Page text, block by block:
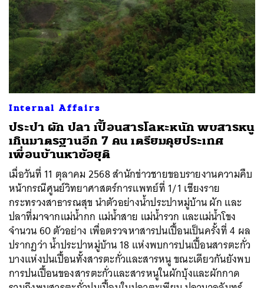
Internal Affairs
ประปา ผัก ปลา เปื้อนสารโลหะหนัก พบสารหนู
เกินมาตรฐานอีก 7 คน เตรียมคุยประเทศ
เพื่อนบ้านหาข้อยุติ
เมื่อวันที่ 11 ตุลาคม 2568 สำนักข่าวชายขอบรายงานความคืบ
หน้ากรณีศูนย์วิทยาศาสตร์การแพทย์ที่ 1/1 เชียงราย
กระทรวงสาธารณสุข นำตัวอย่างน้ำประปาหมู่บ้าน ผัก และ
ปลาที่มาจากแม่น้ำกก แม่น้ำสาย แม่น้ำรวก และแม่น้ำโขง
จำนวน 60 ตัวอย่าง เพื่อตรวจหาสารปนเปื้อนเป็นครั้งที่ 4 ผล
ปรากฏว่า น้ำประปาหมู่บ้าน 18 แห่งพบการปนเปื้อนสารตะกั่ว
บางแห่งปนเปื้อนทั้งสารตะกั่วและสารหนู ขณะเดียวกันยังพบ
การปนเปื้อนของสารตะกั่วและสารหนูในผักบุ้งและผักกาด